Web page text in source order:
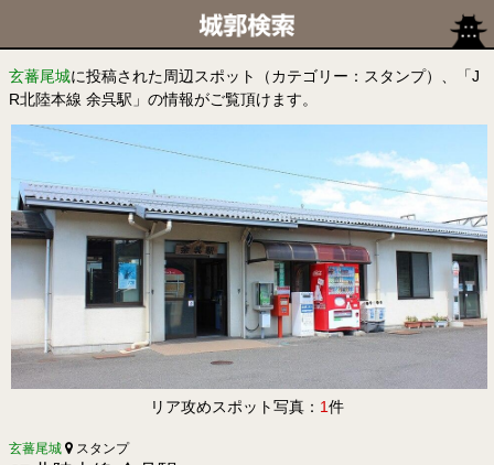
玄蕃尾城に投稿された周辺スポット（カテゴリー：スタンプ）、「J
R北陸本線 余呉駅」の情報がご覧頂けます。
リア攻めスポット写真： 1件
玄蕃尾城 スタンプ